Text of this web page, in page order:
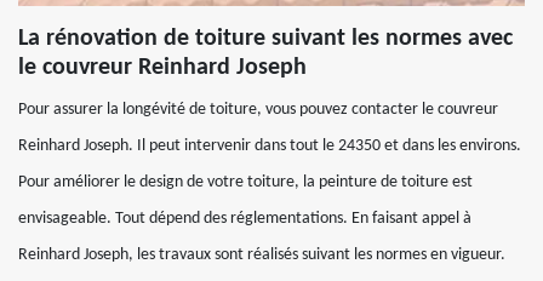
La rénovation de toiture suivant les normes avec
le couvreur Reinhard Joseph
Pour assurer la longévité de toiture, vous pouvez contacter le couvreur
Reinhard Joseph. Il peut intervenir dans tout le 24350 et dans les environs.
Pour améliorer le design de votre toiture, la peinture de toiture est
envisageable. Tout dépend des réglementations. En faisant appel à
Reinhard Joseph, les travaux sont réalisés suivant les normes en vigueur.